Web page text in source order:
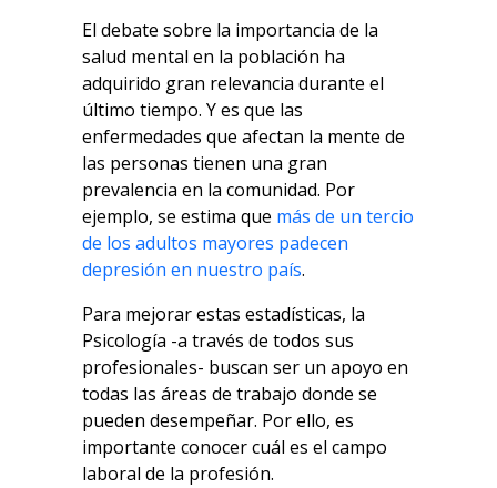
El debate sobre la importancia de la
salud mental en la población ha
adquirido gran relevancia durante el
último tiempo. Y es que las
enfermedades que afectan la mente de
las personas tienen una gran
prevalencia en la comunidad. Por
ejemplo, se estima que más de un tercio
de los adultos mayores padecen
depresión en nuestro país.
Para mejorar estas estadísticas, la
Psicología -a través de todos sus
profesionales- buscan ser un apoyo en
todas las áreas de trabajo donde se
pueden desempeñar. Por ello, es
importante conocer cuál es el campo
laboral de la profesión.